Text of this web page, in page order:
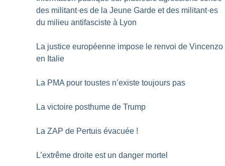
des militant·es de la Jeune Garde et des militant·es
du milieu antifasciste à Lyon
La justice européenne impose le renvoi de Vincenzo
en Italie
La PMA pour toustes n’existe toujours pas
La victoire posthume de Trump
La ZAP de Pertuis évacuée !
L’extrême droite est un danger mortel